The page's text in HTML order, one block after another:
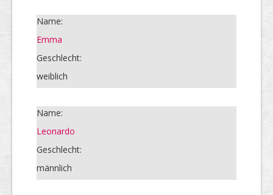
Name:
Emma
Geschlecht:
weiblich
Name:
Leonardo
Geschlecht:
männlich